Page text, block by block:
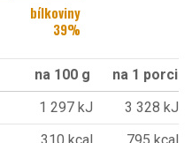
bílkoviny
39%
na 100 g
na 1 porci
1 297 kJ
3 328 kJ